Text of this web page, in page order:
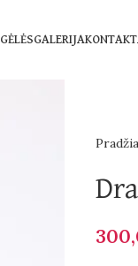
GĖLĖSGALERIJA
Pradžia